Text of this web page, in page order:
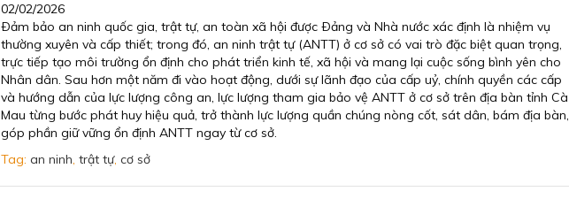
02/02/2026
Ðảm bảo an ninh quốc gia, trật tự, an toàn xã hội được Ðảng và Nhà nước xác định là nhiệm vụ
thường xuyên và cấp thiết; trong đó, an ninh trật tự (ANTT) ở cơ sở có vai trò đặc biệt quan trọng,
trực tiếp tạo môi trường ổn định cho phát triển kinh tế, xã hội và mang lại cuộc sống bình yên cho
Nhân dân. Sau hơn một năm đi vào hoạt động, dưới sự lãnh đạo của cấp uỷ, chính quyền các cấp
và hướng dẫn của lực lượng công an, lực lượng tham gia bảo vệ ANTT ở cơ sở trên địa bàn tỉnh Cà
Mau từng bước phát huy hiệu quả, trở thành lực lượng quần chúng nòng cốt, sát dân, bám địa bàn,
góp phần giữ vững ổn định ANTT ngay từ cơ sở.
Tag: an ninh, trật tự, cơ sở